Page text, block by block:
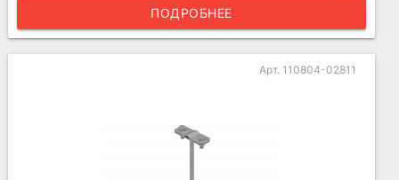
ПОДРОБНЕЕ
Арт. 110804-02811